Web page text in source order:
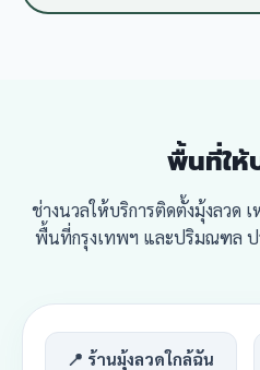
พื้นที่ให้
ช่างนวลให้บริการติดตั้งมุ้งลวด
พื้นที่กรุงเทพฯ และปริมณฑล ป
📍 ร้านมุ้งลวดใกล้ฉัน